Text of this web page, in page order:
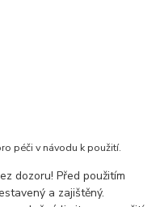
péči v návodu k použití.
dozoru! Před použitím
a zajištěný.